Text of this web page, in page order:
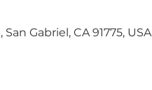
Gabriel, CA 91775, USA